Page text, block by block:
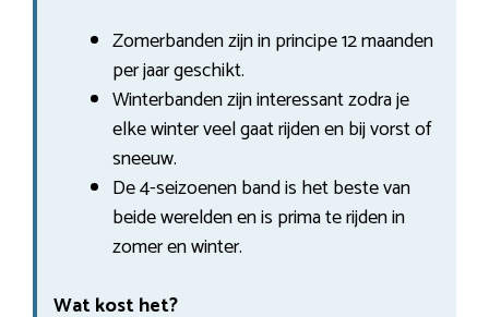
Zomerbanden zijn in principe 12 maanden
per jaar geschikt.
Winterbanden zijn interessant zodra je
elke winter veel gaat rijden en bij vorst of
sneeuw.
De 4-seizoenen band is het beste van
beide werelden en is prima te rijden in
zomer en winter.
Wat kost het?